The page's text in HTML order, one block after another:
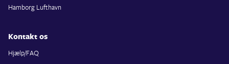
Hamborg Lufthavn
Kontakt os
Hjælp/FAQ